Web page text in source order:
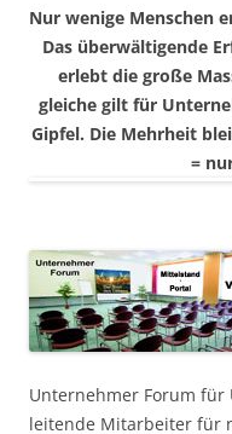
Nur wenige Menschen
Das überwältigende
erlebt die große
gleiche gilt für
Gipfel. Die Mehrheit
=
Unternehmer Forum
leitende Mitarbeiter für